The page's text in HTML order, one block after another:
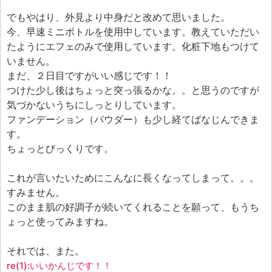
でもやはり、外見より中身だと改めて思いました。
今、早速ミニボトルを使用中しています。教えていただい
たようにエフェのみで使用しています。化粧下地もつけて
いません。
まだ、２日目ですがいい感じです！！
つけた少し後はちょっと突っ張るかな。。と思うのですが
気づかないうちにしっとりしています。
ファンデーション（パウダー）も少し経てばなじんできま
す。
ちょっとびっくりです。
これが言いたいためにこんなに長くなってしまって。。。
すみません。
このまま肌の好調子が続いてくれることを願って、もうち
ょっと使ってみますね。
それでは、また。
re(1):いいかんじです！！